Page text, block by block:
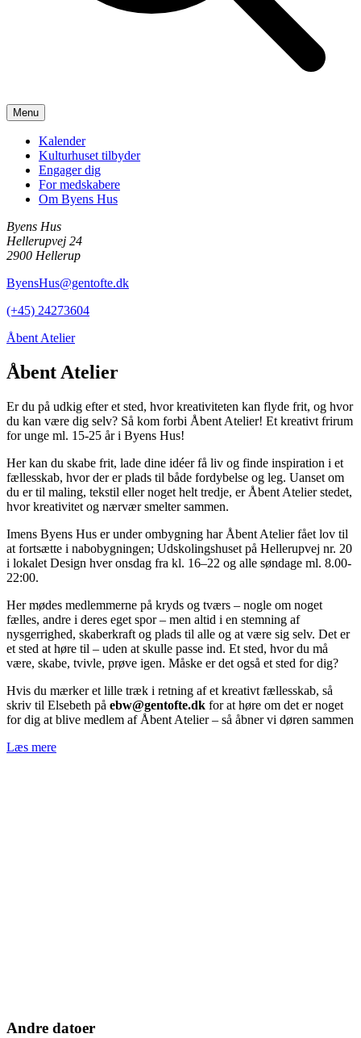
Menu
Kalender
Kulturhuset tilbyder
Engager dig
For medskabere
Om Byens Hus
Byens Hus
Hellerupvej 24
2900 Hellerup
ByensHus@gentofte.dk
(+45) 24273604
Åbent Atelier
Åbent Atelier
Er du på udkig efter et sted, hvor kreativiteten kan flyde frit, og hvor
du kan være dig selv? Så kom forbi Åbent Atelier! Et kreativt frirum
for unge ml. 15-25 år i Byens Hus!
Her kan du skabe frit, lade dine idéer få liv og finde inspiration i et
fællesskab, hvor der er plads til både fordybelse og leg. Uanset om
du er til maling, tekstil eller noget helt tredje, er Åbent Atelier stedet,
hvor kreativitet og nærvær smelter sammen.
Imens Byens Hus er under ombygning har Åbent Atelier fået lov til
at fortsætte i nabobygningen; Udskolingshuset på Hellerupvej nr. 20
i lokalet Design hver onsdag fra kl. 16–22 og alle søndage ml. 8.00-
22:00.
Her mødes medlemmerne på kryds og tværs – nogle om noget
fælles, andre i deres eget spor – men altid i en stemning af
nysgerrighed, skaberkraft og plads til alle og at være sig selv. Det er
et sted at høre til – uden at skulle passe ind. Et sted, hvor du må
være, skabe, tvivle, prøve igen. Måske er det også et sted for dig?
Hvis du mærker et lille træk i retning af et kreativt fællesskab, så
skriv til Elsebeth på ebw@gentofte.dk for at høre om det er noget
for dig at blive medlem af Åbent Atelier – så åbner vi døren sammen
Læs mere
Andre datoer